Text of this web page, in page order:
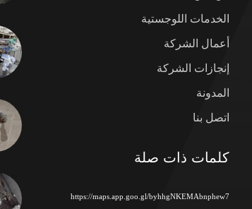
الخدمات اللوجستية
أعمال الشركة
إنجازات الشركة
المدونة
اتصل بنا
كلمات ذات صلة
https://maps.app.goo.gl/byhhgNKEMAbnphew7